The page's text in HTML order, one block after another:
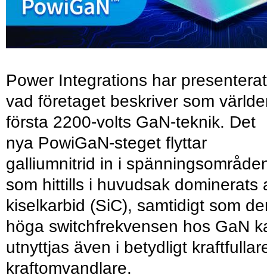
Power Integrations har presenterat
vad företaget beskriver som
första 2200-volts GaN-teknik. Det
nya PowiGaN-steget flyttar
galliumnitrid in i
som hittills i huvudsak dominerats
kiselkarbid (SiC), samtidigt som
höga switchfrekvensen hos GaN
utnyttjas även i betydligt
kraftomvandlare.